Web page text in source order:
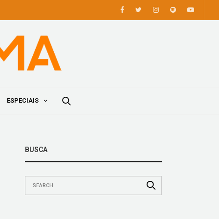
ESPECIAIS
BUSCA